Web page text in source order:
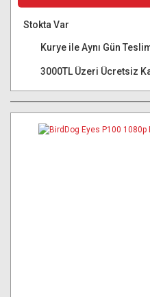
Stokta Var
Kurye ile Aynı Gün
3000TL Üzeri Ücretsiz